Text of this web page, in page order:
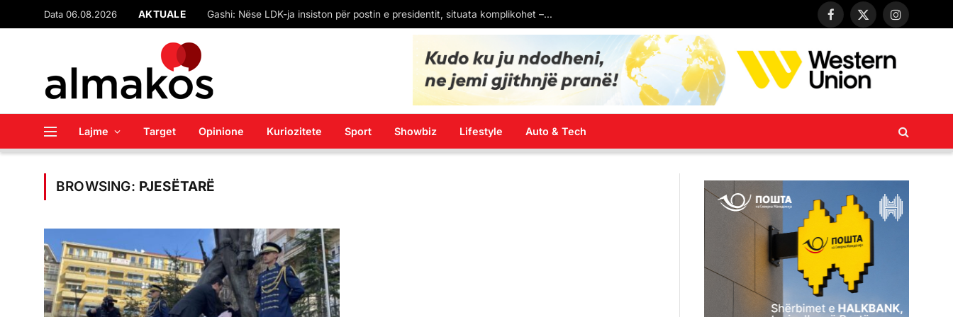
Data 06.08.2026 AKTUALE Senati i SHBA konfirmon kandidaturën e Eric Wendt si ambasador në Shqipëri. Pritet firma e Donald Trump
Facebook
X
Instagram
Lajme Target Opinione Kuriozitete Sport Showbiz Lifestyle Auto & Tech
BROWSING: PJESËTARË